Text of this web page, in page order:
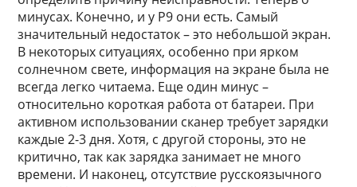
минусах. Конечно, и у P9 они есть. Самый
значительный недостаток – это небольшой экран.
В некоторых ситуациях, особенно при ярком
солнечном свете, информация на экране была не
всегда легко читаема. Еще один минус –
относительно короткая работа от батареи. При
активном использовании сканер требует зарядки
каждые 2-3 дня. Хотя, с другой стороны, это не
критично, так как зарядка занимает не много
времени. И наконец, отсутствие русскоязычного